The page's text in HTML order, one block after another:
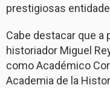
prestigiosas
Cabe destacar que a
historiador Miguel
como Académico
Academia de la